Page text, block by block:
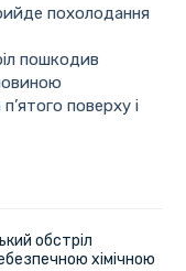
похолодання
пошкодив
поверху і
обстріл
хімічною